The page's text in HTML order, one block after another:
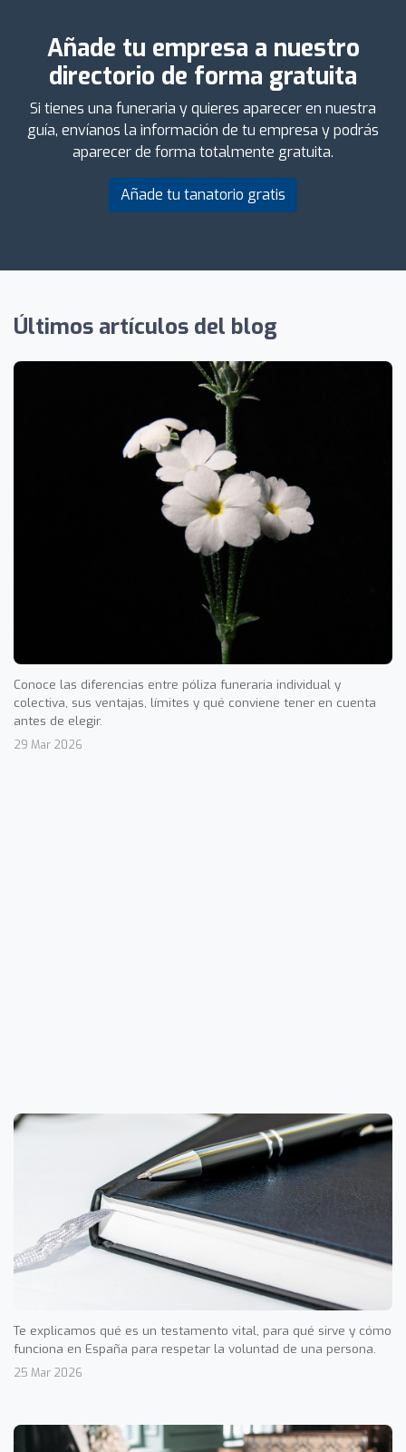
Añade tu empresa a nuestro
directorio de forma gratuita
Si tienes una funeraria y quieres aparecer en nuestra
guía, envíanos la información de tu empresa y podrás
aparecer de forma totalmente gratuita.
Añade tu tanatorio gratis
Últimos artículos del blog
Conoce las diferencias entre póliza funeraria individual y
colectiva, sus ventajas, límites y qué conviene tener en cuenta
antes de elegir.
29 Mar 2026
Te explicamos qué es un testamento vital, para qué sirve y cómo
funciona en España para respetar la voluntad de una persona.
25 Mar 2026